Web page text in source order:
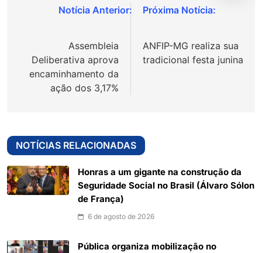
Navegação
Post
Assembleia
Deliberativa aprova
encaminhamento da
ação dos 3,17%
ANFIP-MG realiza sua
tradicional festa junina
NOTÍCIAS RELACIONADAS
Honras a um gigante na construção da
Seguridade Social no Brasil (Álvaro Sólon
de França)
6 de agosto de 2026
Pública organiza mobilização no